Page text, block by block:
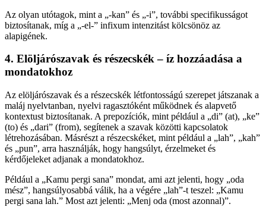
Az olyan utótagok, mint a „-kan” és „-i”, további specifikusságot
biztosítanak, míg a „-el-” infixum intenzitást kölcsönöz az
alapigének.
4. Elöljárószavak és részecskék – íz hozzáadása a
mondatokhoz
Az elöljárószavak és a részecskék létfontosságú szerepet játszanak a
maláj nyelvtanban, nyelvi ragasztóként működnek és alapvető
kontextust biztosítanak. A prepozíciók, mint például a „di” (at), „ke”
(to) és „dari” (from), segítenek a szavak közötti kapcsolatok
létrehozásában. Másrészt a részecskéket, mint például a „lah”, „kah”
és „pun”, arra használják, hogy hangsúlyt, érzelmeket és
kérdőjeleket adjanak a mondatokhoz.
Például a „Kamu pergi sana” mondat, ami azt jelenti, hogy „oda
mész”, hangsúlyosabbá válik, ha a végére „lah”-t teszel: „Kamu
pergi sana lah.” Most azt jelenti: „Menj oda (most azonnal)”.